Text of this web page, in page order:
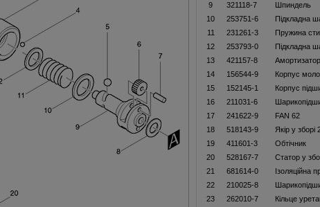
9
321118-7 Шпиндель
10
253751-6 Підкладна
11
231261-3 Пружина
12
253793-0 Підкладна
13
421157-8
14
156544-9 Корпус
15
152145-1 Корпус
16
211031-6
17
241622-9 FAN 62
18
518143-9 Якір у зборі
19
411601-3 Обтічник
20
528167-7 Статор у
21
681614-0 Ізоляційна
22
210025-8
23
262010-7 Кільце